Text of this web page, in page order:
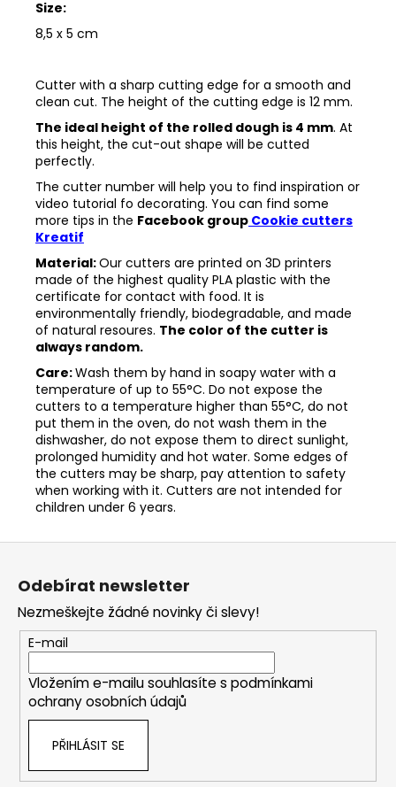
Size:
8,5 x 5 cm
Cutter with a sharp cutting edge for a smooth and
clean cut. The height of the cutting edge is 12 mm.
The ideal height of the rolled dough is 4 mm. At
this height, the cut-out shape will be cutted
perfectly.
The cutter number will help you to find inspiration or
video tutorial fo decorating. You can find some
more tips in the Facebook group Cookie cutters
Kreatif
Material:Our cutters are printed on 3D printers
made of the highest quality PLA plastic with the
certificate for contact with food. It is
environmentally friendly, biodegradable, and made
of natural resoures. The color of the cutter is
always random.
Care:Wash them by hand in soapy water with a
temperature of up to 55°C. Do not expose the
cutters to a temperature higher than 55°C, do not
put them in the oven, do not wash them in the
dishwasher, do not expose them to direct sunlight,
prolonged humidity and hot water. Some edges of
the cutters may be sharp, pay attention to safety
when working with it. Cutters are not intended for
children under 6 years.
Z
Odebírat newsletter
Nezmeškejte žádné novinky či slevy!
E-mail
Vložením e-mailu souhlasíte s podmínkami
ochrany osobních údajů
PŘIHLÁSIT SE